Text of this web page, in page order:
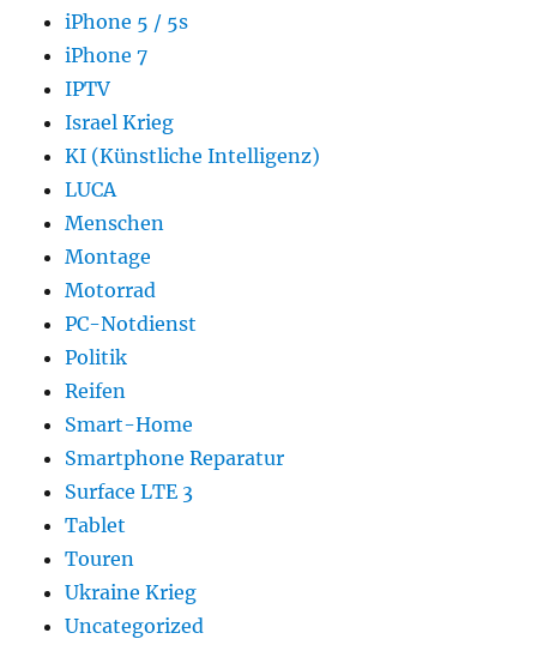
iPhone 5 / 5s
iPhone 7
IPTV
Israel Krieg
KI (Künstliche Intelligenz)
LUCA
Menschen
Montage
Motorrad
PC-Notdienst
Politik
Reifen
Smart-Home
Smartphone Reparatur
Surface LTE 3
Tablet
Touren
Ukraine Krieg
Uncategorized